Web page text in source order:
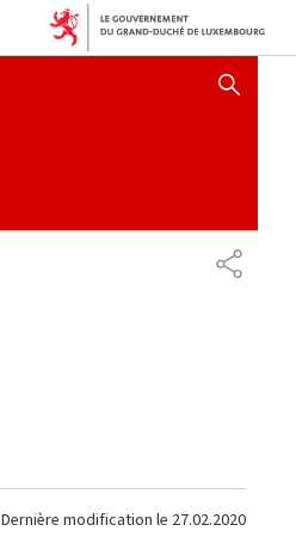
AFFICHER / MASQUER
Dernière modification le 27.02.2020